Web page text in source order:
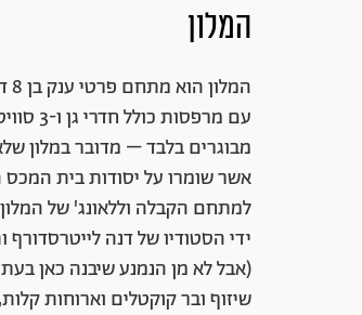
המלון
מבוגרים בלבד – מדובר במלון
אשר שומרו על יסודות בית
למתחם הקבלה וללאונג' של
ידי הסטודיו של דנה
(אבל לא מן הנמנע שיבנה כאן
שיזוף ובר קוקטלים וארוחות